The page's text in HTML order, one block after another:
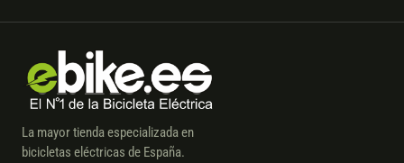
La mayor tienda especializada en
bicicletas eléctricas de España.